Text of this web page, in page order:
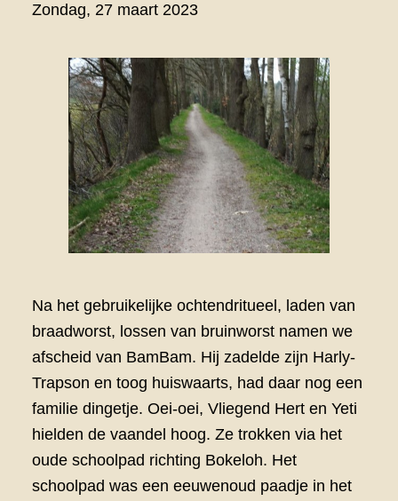
Zondag, 27 maart 2023
Na het gebruikelijke ochtendritueel, laden van
braadworst, lossen van bruinworst namen we
afscheid van BamBam. Hij zadelde zijn Harly-
Trapson en toog huiswaarts, had daar nog een
familie dingetje. Oei-oei, Vliegend Hert en Yeti
hielden de vaandel hoog. Ze trokken via het
oude schoolpad richting Bokeloh. Het
schoolpad was een eeuwenoud paadje in het